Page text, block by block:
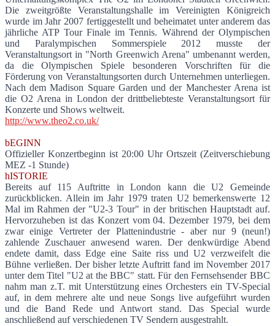
Die zweitgrößte Veranstaltungshalle im Vereinigten Königreich
wurde im Jahr 2007 fertiggestellt und beheimatet unter anderem das
jährliche ATP Tour Finale im Tennis. Während der Olympischen
und Paralympischen Sommerspiele 2012 musste der
Veranstaltungsort in "North Greenwich Arena" umbenannt werden,
da die Olympischen Spiele besonderen Vorschriften für die
Förderung von Veranstaltungsorten durch Unternehmen unterliegen.
Nach dem Madison Square Garden und der Manchester Arena ist
die O2 Arena in London der drittbeliebteste Veranstaltungsort für
Konzerte und Shows weltweit.
http://www.theo2.co.uk/
bEGINN
Offizieller Konzertbeginn ist 20:00 Uhr Ortszeit (Zeitverschiebung
MEZ -1 Stunde)
hISTORIE
Bereits auf 115 Auftritte in London kann die U2 Gemeinde
zurückblicken. Allein im Jahr 1979 traten U2 bemerkenswerte 12
Mal im Rahmen der "U2-3 Tour" in der britischen Hauptstadt auf.
Hervorzuheben ist das Konzert vom 04. Dezember 1979, bei dem
zwar einige Vertreter der Plattenindustrie - aber nur 9 (neun!)
zahlende Zuschauer anwesend waren. Der denkwürdige Abend
endete damit, dass Edge eine Saite riss und U2 verzweifelt die
Bühne verließen. Der bisher letzte Auftritt fand im November 2017
unter dem Titel "U2 at the BBC" statt. Für den Fernsehsender BBC
nahm man z.T. mit Unterstützung eines Orchesters ein TV-Special
auf, in dem mehrere alte und neue Songs live aufgeführt wurden
und die Band Rede und Antwort stand. Das Special wurde
anschließend auf verschiedenen TV Sendern ausgestrahlt.